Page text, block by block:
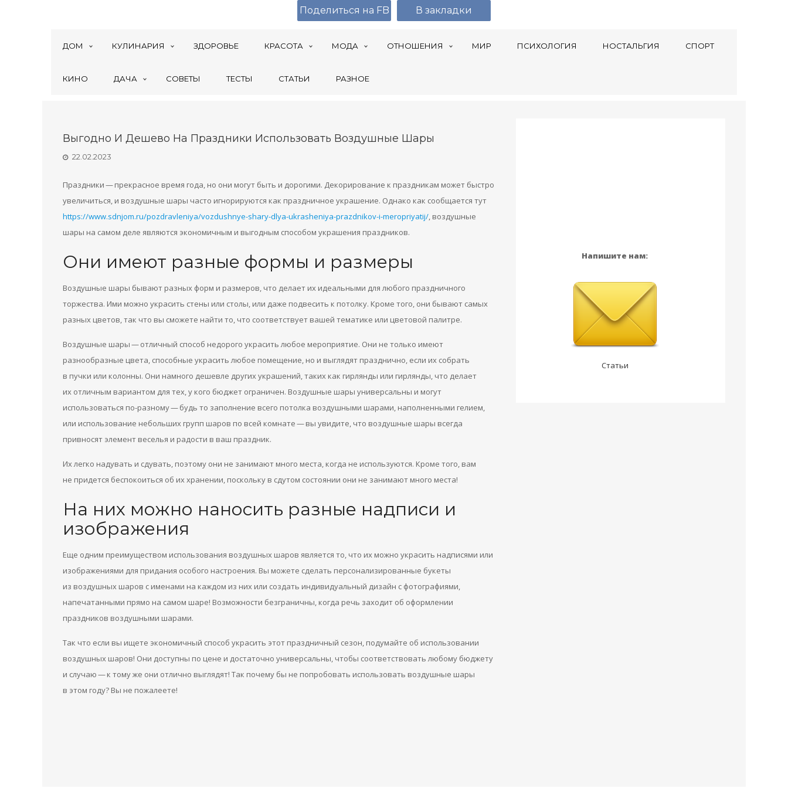
ДОМ КУЛИНАРИЯ ЗДОРОВЬЕ КРАСОТА МОДА ОТНОШЕНИЯ МИР ПСИХОЛОГИЯ НОСТАЛЬГИЯ СПОРТ
КИНО ДАЧА СОВЕТЫ ТЕСТЫ СТАТЬИ РАЗНОЕ
Выгодно И Дешево На Праздники Использовать Воздушные Шары
22.02.2023
Праздники — прекрасное время года, но они могут быть и дорогими. Декорирование к праздникам может быстро
увеличиться, и воздушные шары часто игнорируются как праздничное украшение. Однако как сообщается тут
https://www.sdnjom.ru/pozdravleniya/vozdushnye-shary-dlya-ukrasheniya-prazdnikov-i-meropriyatij/, воздушные
шары на самом деле являются экономичным и выгодным способом украшения праздников.
Они имеют разные формы и размеры
Воздушные шары бывают разных форм и размеров, что делает их идеальными для любого праздничного
торжества. Ими можно украсить стены или столы, или даже подвесить к потолку. Кроме того, они бывают самых
разных цветов, так что вы сможете найти то, что соответствует вашей тематике или цветовой палитре.
Воздушные шары — отличный способ недорого украсить любое мероприятие. Они не только имеют
разнообразные цвета, способные украсить любое помещение, но и выглядят празднично, если их собрать
в пучки или колонны. Они намного дешевле других украшений, таких как гирлянды или гирлянды, что делает
их отличным вариантом для тех, у кого бюджет ограничен. Воздушные шары универсальны и могут
использоваться по-разному — будь то заполнение всего потолка воздушными шарами, наполненными гелием,
или использование небольших групп шаров по всей комнате — вы увидите, что воздушные шары всегда
привносят элемент веселья и радости в ваш праздник.
Их легко надувать и сдувать, поэтому они не занимают много места, когда не используются. Кроме того, вам
не придется беспокоиться об их хранении, поскольку в сдутом состоянии они не занимают много места!
На них можно наносить разные надписи и
изображения
Еще одним преимуществом использования воздушных шаров является то, что их можно украсить надписями или
изображениями для придания особого настроения. Вы можете сделать персонализированные букеты
из воздушных шаров с именами на каждом из них или создать индивидуальный дизайн с фотографиями,
напечатанными прямо на самом шаре! Возможности безграничны, когда речь заходит об оформлении
праздников воздушными шарами.
Так что если вы ищете экономичный способ украсить этот праздничный сезон, подумайте об использовании
воздушных шаров! Они доступны по цене и достаточно универсальны, чтобы соответствовать любому бюджету
и случаю — к тому же они отлично выглядят! Так почему бы не попробовать использовать воздушные шары
в этом году? Вы не пожалеете!
Напишите нам:
Статьи
Поделиться на FB В закладки